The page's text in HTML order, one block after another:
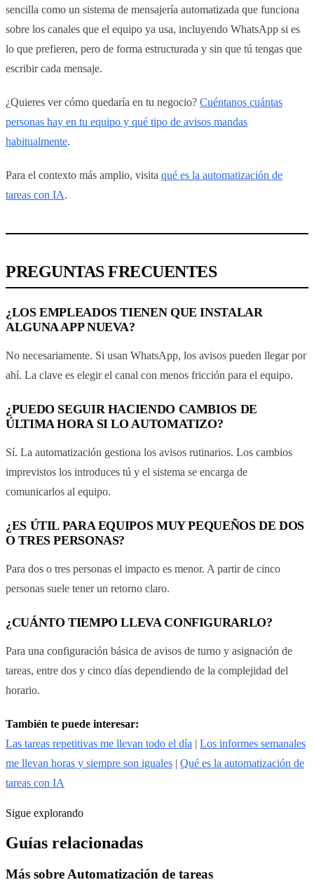
sencilla como un sistema de mensajería automatizada que funciona
sobre los canales que el equipo ya usa, incluyendo WhatsApp si es
lo que prefieren, pero de forma estructurada y sin que tú tengas que
escribir cada mensaje.
¿Quieres ver cómo quedaría en tu negocio? Cuéntanos cuántas
personas hay en tu equipo y qué tipo de avisos mandas
habitualmente.
Para el contexto más amplio, visita qué es la automatización de
tareas con IA.
PREGUNTAS FRECUENTES
¿LOS EMPLEADOS TIENEN QUE INSTALAR
ALGUNA APP NUEVA?
No necesariamente. Si usan WhatsApp, los avisos pueden llegar por
ahí. La clave es elegir el canal con menos fricción para el equipo.
¿PUEDO SEGUIR HACIENDO CAMBIOS DE
ÚLTIMA HORA SI LO AUTOMATIZO?
Sí. La automatización gestiona los avisos rutinarios. Los cambios
imprevistos los introduces tú y el sistema se encarga de
comunicarlos al equipo.
¿ES ÚTIL PARA EQUIPOS MUY PEQUEÑOS DE DOS
O TRES PERSONAS?
Para dos o tres personas el impacto es menor. A partir de cinco
personas suele tener un retorno claro.
¿CUÁNTO TIEMPO LLEVA CONFIGURARLO?
Para una configuración básica de avisos de turno y asignación de
tareas, entre dos y cinco días dependiendo de la complejidad del
horario.
También te puede interesar:
Las tareas repetitivas me llevan todo el día | Los informes semanales
me llevan horas y siempre son iguales | Qué es la automatización de
tareas con IA
Sigue explorando
Guías relacionadas
Más sobre Automatización de tareas